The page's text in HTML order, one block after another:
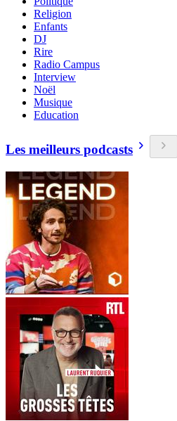
Religion
Enfants
DJ
Rire
Radio Campus
Interview
Noël
Musique
Education
Les meilleurs podcasts